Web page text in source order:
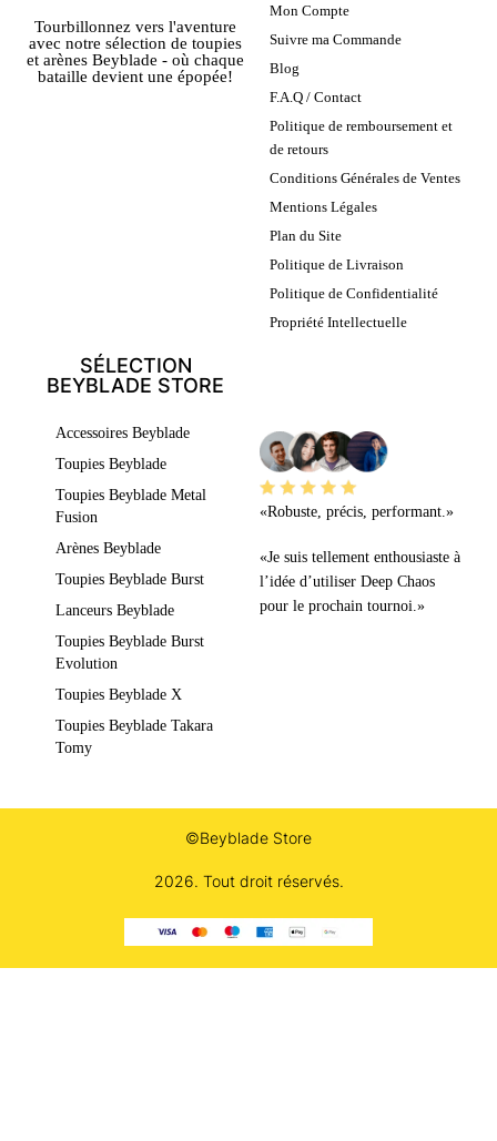
Tourbillonnez vers l'aventure
avec notre sélection de toupies
et arènes Beyblade - où chaque
bataille devient une épopée!
Mon Compte
Suivre ma Commande
Blog
F.A.Q / Contact
Politique de remboursement et
de retours
Conditions Générales de Ventes
Mentions Légales
Plan du Site
Politique de Livraison
Politique de Confidentialité
Propriété Intellectuelle
SÉLECTION
BEYBLADE STORE
Accessoires Beyblade
Toupies Beyblade
Toupies Beyblade Metal
Fusion
Arènes Beyblade
Toupies Beyblade Burst
Lanceurs Beyblade
Toupies Beyblade Burst
Evolution
Toupies Beyblade X
Toupies Beyblade Takara
Tomy
«Robuste, précis, performant.»
«Je suis tellement enthousiaste à
l’idée d’utiliser Deep Chaos
pour le prochain tournoi.»
©Beyblade Store
2026. Tout droit réservés.